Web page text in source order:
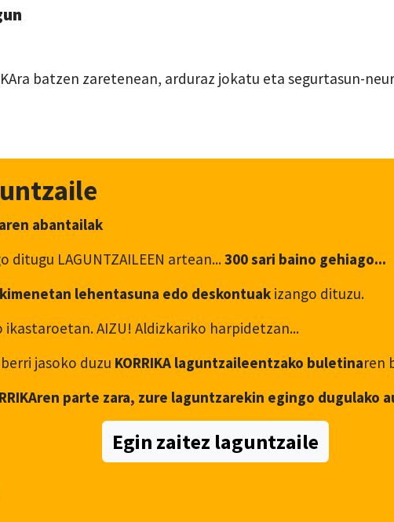
batzen zaretenean, arduraz jokatu eta segurtasun-
abantailak
ditugu LAGUNTZAILEEN artean...300 sari baino gehiago...
lehentasuna edo deskontuak izango dituzu.
ikastaroetan. AIZU! Aldizkariko harpidetzan...
jasoko duzu KORRIKA laguntzaileentzako buletinaren
parte zara, zure laguntzarekin egingo dugulako
Egin zaitez laguntzaile